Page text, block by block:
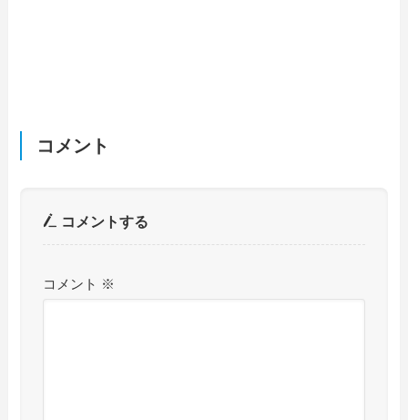
コメント
コメントする
コメント ※